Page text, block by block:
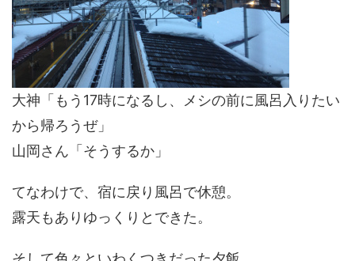
大神「もう17時になるし、メシの前に風呂入りたい
から帰ろうぜ」
山岡さん「そうするか」
てなわけで、宿に戻り風呂で休憩。
露天もありゆっくりとできた。